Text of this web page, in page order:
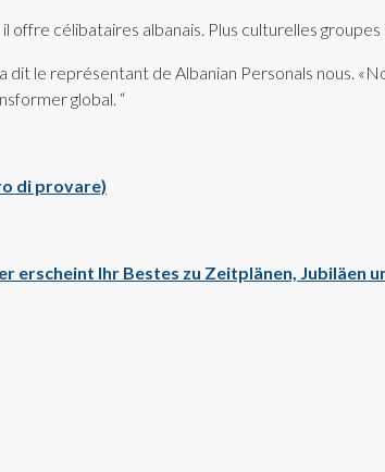
célibataires albanais. Plus culturelles
le représentant de Albanian Personals nous.
global. “
di provare)
Ihr Bestes zu Zeitplänen, Jubiläen